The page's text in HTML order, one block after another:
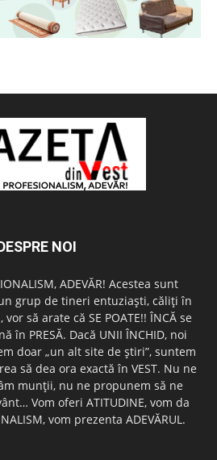
NOI
ADEVĂR! Acestea sunt
grup de tineri entuziaşti, căliţi în
să arate că SE POATE!! ÎNCĂ se
în PRESĂ. Dacă UNII ÎNCHID, noi
doar „un alt site de ştiri”, suntem
să dea ora exactă în VEST. Nu ne
munţii, nu ne propunem să ne
Vom oferi ATITUDINE, vom da
vom prezenta ADEVĂRUL.